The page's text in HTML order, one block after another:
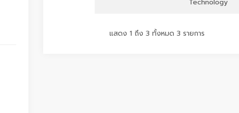
Technology
แสดง 1 ถึง 3 ทั้งหมด 3 รายการ